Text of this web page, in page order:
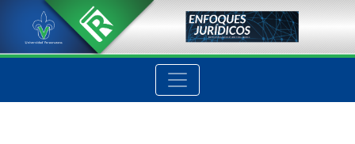
Envejecimiento digno de las mujeres en contextos de